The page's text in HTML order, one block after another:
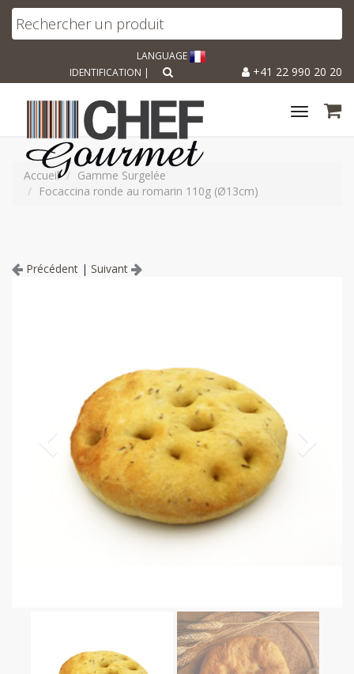
LANGUAGE
+41 22 990 20 20
IDENTIFICATION |
Toggle
Accueil
Gamme Surgelée
Focaccina ronde au romarin 110g (Ø13cm)
Précédent | Suivant